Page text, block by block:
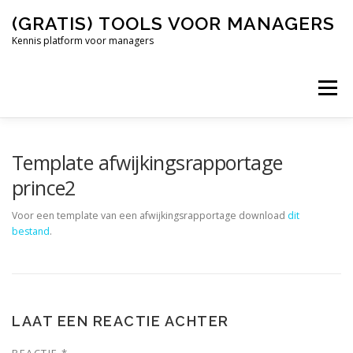
inhoud
(GRATIS) TOOLS VOOR MANAGERS
Kennis platform voor managers
Menu
Template afwijkingsrapportage
prince2
Voor een template van een afwijkingsrapportage download dit
bestand.
LAAT EEN REACTIE ACHTER